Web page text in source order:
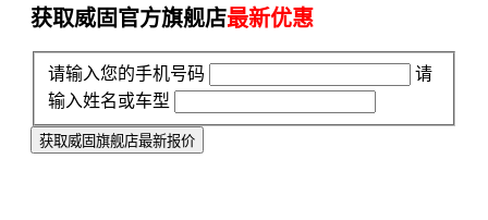
获取威固官方旗舰店最新优惠
请输入您的手机号码
请
输入姓名或车型
获取威固旗舰店最新报价